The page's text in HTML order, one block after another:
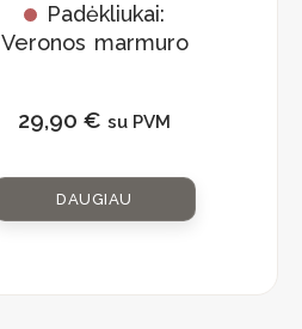
Padėkliukai:
Veronos marmuro
29,90 € su PVM
DAUGIAU